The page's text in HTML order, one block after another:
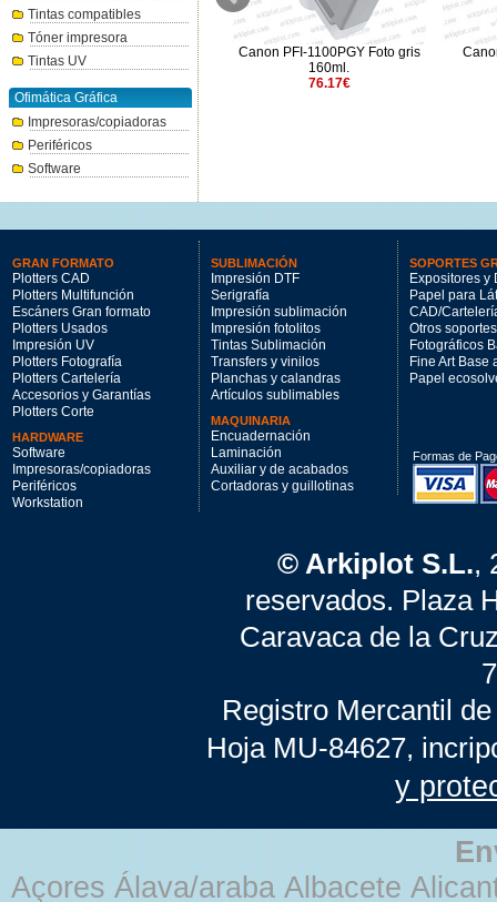
Tintas compatibles
Tóner impresora
Tintas UV
Ofimática Gráfica
Impresoras/copiadoras
Periféricos
Software
Canon PFI-3300C cian 330ml.
144.47€
Canon PFI-1100PGY Foto gris
160ml.
76.17€
GRAN FORMATO
Plotters CAD
Plotters Multifunción
Escáners Gran formato
Plotters Usados
Impresión UV
Plotters Fotografía
Plotters Cartelería
Accesorios y Garantías
Plotters Corte
HARDWARE
Software
Impresoras/copiadoras
Periféricos
Workstation
SUBLIMACIÓN
Impresión DTF
Serigrafía
Impresión sublimación
Impresión fotolitos
Tintas Sublimación
Transfers y vinilos
Planchas y calandras
Artículos sublimables
MAQUINARIA
Encuadernación
Laminación
Auxiliar y de acabados
Cortadoras y guillotinas
SOPORTES
Expositores y
Papel para
CAD/
Otros soportes
Fotográficos
Fine Art Base
Papel
Formas de
© Arkiplot S.L.,
reservados. Plaza
Caravaca de la
Registro Mercantil
Hoja MU-84627,
y
Açores Álava/araba Albacete